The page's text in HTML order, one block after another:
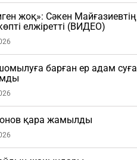
жоқ»: Сәкен Майғазиевтің
елжіретті (ВИДЕО)
барған ер адам суға
қара жамылды